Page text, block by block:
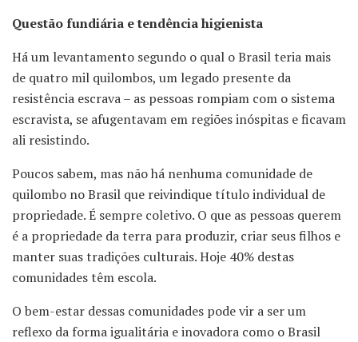
Questão fundiária e tendência higienista
Há um levantamento segundo o qual o Brasil teria mais
de quatro mil quilombos, um legado presente da
resistência escrava – as pessoas rompiam com o sistema
escravista, se afugentavam em regiões inóspitas e ficavam
ali resistindo.
Poucos sabem, mas não há nenhuma comunidade de
quilombo no Brasil que reivindique título individual de
propriedade. É sempre coletivo. O que as pessoas querem
é a propriedade da terra para produzir, criar seus filhos e
manter suas tradições culturais. Hoje 40% destas
comunidades têm escola.
O bem-estar dessas comunidades pode vir a ser um
reflexo da forma igualitária e inovadora como o Brasil